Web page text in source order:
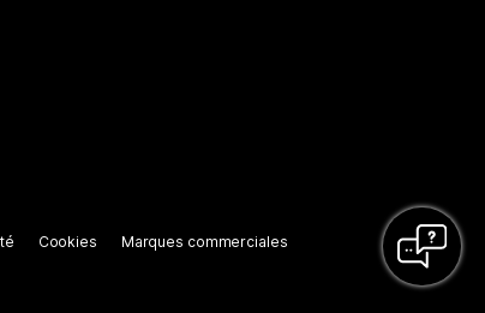
Cookies Marques commerciales